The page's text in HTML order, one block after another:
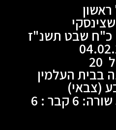
כ"ח שבט תשנ"ז
בבית העלמין
(צבאי)